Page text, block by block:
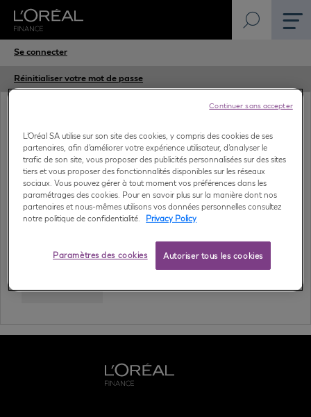
principal
Onglets
principaux
Se connecter
Réinitialiser votre mot de passe
Mot de passe
SSO login
L’Oréal SA utilise sur son site des cookies, y compris des cookies de ses
partenaires, afin d’améliorer votre expérience utilisateur, d’analyser le
trafic de son site, vous proposer des publicités personnalisées sur des sites
tiers et vous proposer des fonctionnalités disponibles sur les réseaux
sociaux. Vous pouvez gérer à tout moment vos préférences dans les
paramétrages des cookies. Pour en savoir plus sur la manière dont nos
partenaires et nous-mêmes utilisons vos données personnelles consultez
notre politique de confidentialité.
Privacy Policy
Autoriser tous les cookies
Paramètres des cookies
Continuer sans accepter